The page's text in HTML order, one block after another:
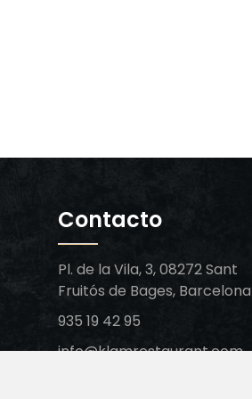
Contacto
Pl. de la Vila, 3, 08272 Sant
Fruitós de Bages, Barcelona
935 19 42 95
info@klamrestaurant.com